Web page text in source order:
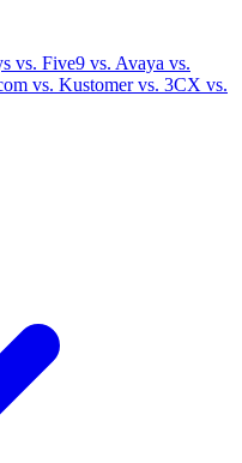
vs. Five9 vs. Avaya vs.
vs. Kustomervs. 3CX vs.